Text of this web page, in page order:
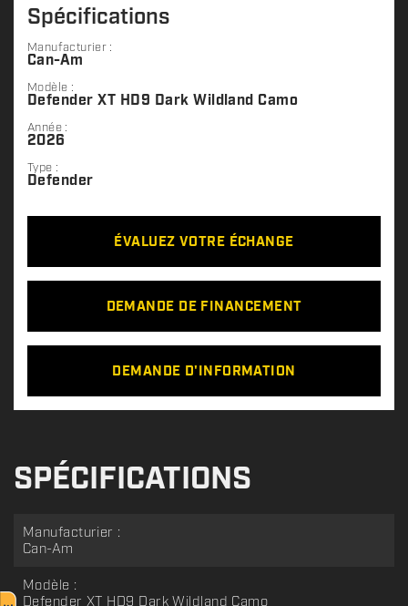
Spécifications
Manufacturier :
Can-Am
Modèle :
Defender XT HD9 Dark Wildland Camo
Année :
2026
Type :
Defender
ÉVALUEZ VOTRE ÉCHANGE
DEMANDE DE FINANCEMENT
DEMANDE D'INFORMATION
SPÉCIFICATIONS
Manufacturier :
Can-Am
Modèle :
Defender XT HD9 Dark Wildland Camo